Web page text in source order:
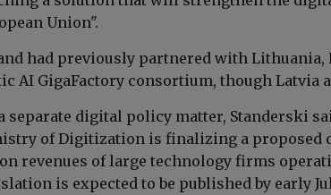
Union".
had previously partnered with Lithuania,
AI GigaFactory consortium, though Latvia
separate digital policy matter, Standerski
of Digitization is finalizing a proposed
revenues of large technology firms
is expected to be published by early